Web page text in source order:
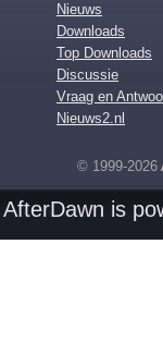
Nieuws
Downloads
Top Downloads
Discussie
Vraag en
Nieuws2.nl
© 1999-2026
AfterDawn is